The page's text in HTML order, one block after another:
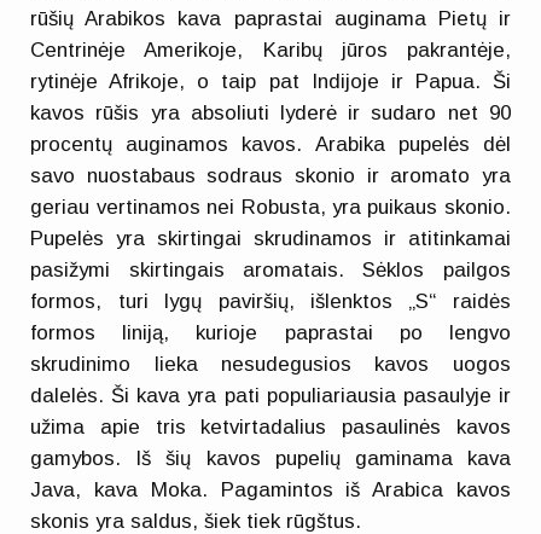
rūšių Arabikos kava paprastai auginama Pietų ir
Centrinėje Amerikoje, Karibų jūros pakrantėje,
rytinėje Afrikoje, o taip pat Indijoje ir Papua. Ši
kavos rūšis yra absoliuti lyderė ir sudaro net 90
procentų auginamos kavos. Arabika pupelės dėl
savo nuostabaus sodraus skonio ir aromato yra
geriau vertinamos nei Robusta, yra puikaus skonio.
Pupelės yra skirtingai skrudinamos ir atitinkamai
pasižymi skirtingais aromatais. Sėklos pailgos
formos, turi lygų paviršių, išlenktos „S“ raidės
formos liniją, kurioje paprastai po lengvo
skrudinimo lieka nesudegusios kavos uogos
dalelės. Ši kava yra pati populiariausia pasaulyje ir
užima apie tris ketvirtadalius pasaulinės kavos
gamybos. Iš šių kavos pupelių gaminama kava
Java, kava Moka. Pagamintos iš Arabica kavos
skonis yra saldus, šiek tiek rūgštus.